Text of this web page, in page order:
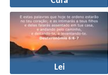
Lei